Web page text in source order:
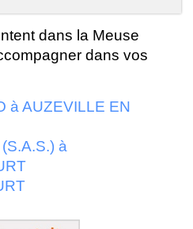
dans la Meuse
dans vos
à AUZEVILLE EN
à